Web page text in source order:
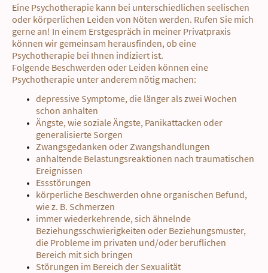
Eine Psychotherapie kann bei unterschiedlichen seelischen
oder körperlichen Leiden von Nöten werden. Rufen Sie mich
gerne an! In einem Erstgespräch in meiner Privatpraxis
können wir gemeinsam herausfinden, ob eine
Psychotherapie bei Ihnen indiziert ist.
Folgende Beschwerden oder Leiden können eine
Psychotherapie unter anderem nötig machen:
depressive Symptome, die länger als zwei Wochen
schon anhalten
Ängste, wie soziale Ängste, Panikattacken oder
generalisierte Sorgen
Zwangsgedanken oder Zwangshandlungen
anhaltende Belastungsreaktionen nach traumatischen
Ereignissen
Essstörungen
körperliche Beschwerden ohne organischen Befund,
wie z. B. Schmerzen
immer wiederkehrende, sich ähnelnde
Beziehungsschwierigkeiten oder Beziehungsmuster,
die Probleme im privaten und/oder beruflichen
Bereich mit sich bringen
Störungen im Bereich der Sexualität